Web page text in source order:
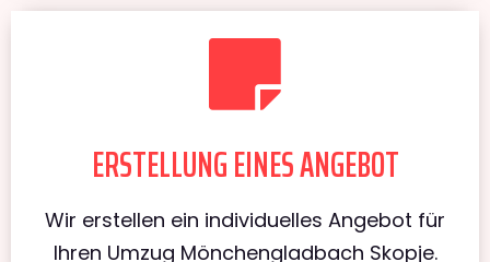
ERSTELLUNG EINES ANGEBOT
Wir erstellen ein individuelles Angebot für
Ihren Umzug Mönchengladbach Skopje.